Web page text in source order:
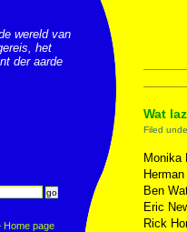
wereld van
het
der aarde
Home page
Wat
Filed
Monika
Ben
Eric
Rick